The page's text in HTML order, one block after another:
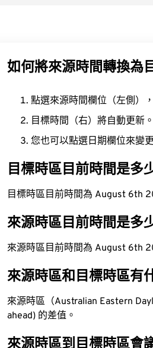
如何將來源時間轉換為
點選來源時間欄位（左側）
目標時間（右）將自動更新。
您也可以點選日期欄位來變
目標時區目前時間是多
目標時區目前時間為 August 6th
來源時區目前時間是多
來源時區目前時間為 August 6th
來源時區和目標時區有
來源時區（Australian Eastern
ahead) 的差值。